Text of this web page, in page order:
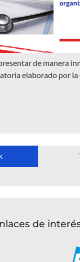
de manera
elaborado por la
de